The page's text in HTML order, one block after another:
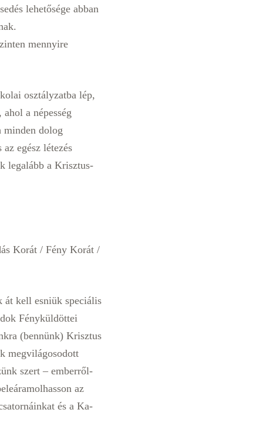
lehetősége abban
mennyire
osztályzatba lép,
a népesség
minden dolog
egész létezés
legalább a Krisztus-
Korát / Fény Korát /
át kell esniük speciális
Fényküldöttei
(bennünk) Krisztus
megvilágosodott
szert – emberről-
az
és a Ka-